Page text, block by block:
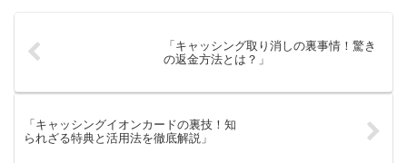
「キャッシング取り消しの裏事情！驚き
の返金方法とは？」
「キャッシングイオンカードの裏技！知
られざる特典と活用法を徹底解説」